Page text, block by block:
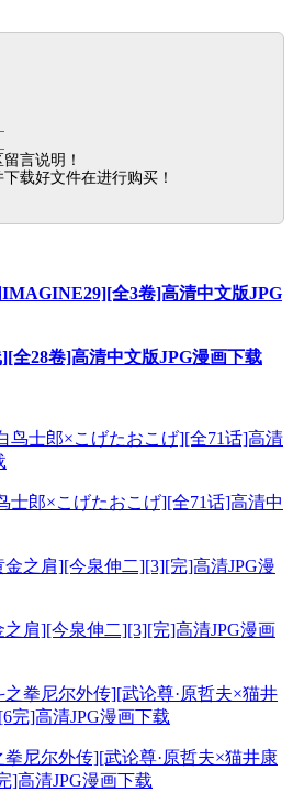
言说明！
载好文件在进行购买！
全3卷]高清中文版JPG
全28卷]高清中文版JPG漫画下载
士郎×こげたおこげ][全71话]高清中
肩][今泉伸二][3][完]高清JPG漫画
尼尔外传][武论尊·原哲夫×猫井康
]高清JPG漫画下载